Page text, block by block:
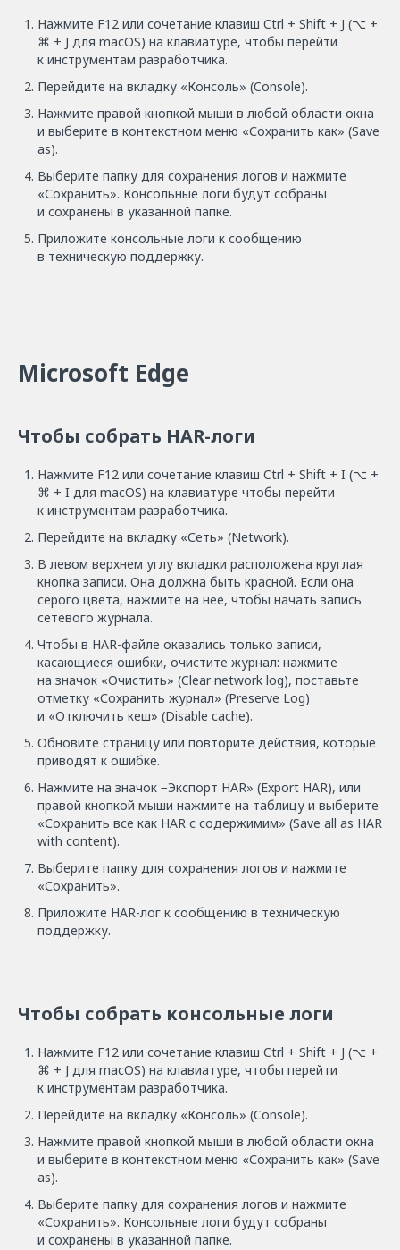
Нажмите F12 или сочетание клавиш Ctrl + Shift + J (⌥ +
⌘ + J для macOS) на клавиатуре, чтобы перейти
к инструментам разработчика.
Перейдите на вкладку «Консоль» (Console).
Нажмите правой кнопкой мыши в любой области окна
и выберите в контекстном меню «Сохранить как» (Save
as).
Выберите папку для сохранения логов и нажмите
«Сохранить». Консольные логи будут собраны
и сохранены в указанной папке.
Приложите консольные логи к сообщению
в техническую поддержку.
Microsoft Edge
Чтобы собрать HAR-логи
Нажмите F12 или сочетание клавиш Ctrl + Shift + I (⌥ +
⌘ + I для macOS) на клавиатуре чтобы перейти
к инструментам разработчика.
Перейдите на вкладку «Сеть» (Network).
В левом верхнем углу вкладки расположена круглая
кнопка записи. Она должна быть красной. Если она
серого цвета, нажмите на нее, чтобы начать запись
сетевого журнала.
Чтобы в HAR-файле оказались только записи,
касающиеся ошибки, очистите журнал: нажмите
на значок «Очистить» (Clear network log), поставьте
отметку «Сохранить журнал» (Preserve Log)
и «Отключить кеш» (Disable cache).
Обновите страницу или повторите действия, которые
приводят к ошибке.
Нажмите на значок −Экспорт HAR» (Export HAR), или
правой кнопкой мыши нажмите на таблицу и выберите
«Сохранить все как HAR с содержимим» (Save all as HAR
with content).
Выберите папку для сохранения логов и нажмите
«Сохранить».
Приложите HAR-лог к сообщению в техническую
поддержку.
Чтобы собрать консольные логи
Нажмите F12 или сочетание клавиш Ctrl + Shift + J (⌥ +
⌘ + J для macOS) на клавиатуре, чтобы перейти
к инструментам разработчика.
Перейдите на вкладку «Консоль» (Console).
Нажмите правой кнопкой мыши в любой области окна
и выберите в контекстном меню «Сохранить как» (Save
as).
Выберите папку для сохранения логов и нажмите
«Сохранить». Консольные логи будут собраны
и сохранены в указанной папке.